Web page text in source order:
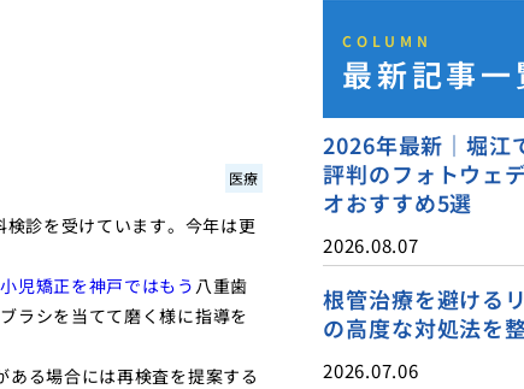
医療
診を受けています。今年は更
児矯正を神戸ではもう八重歯
ラシを当てて磨く様に指導を
る場合には再検査を提案する
COLUMN
最新記事一
2026年最新｜堀江
評判のフォトウェ
オおすすめ5選
2026.08.07
根管治療を避ける
の高度な対処法を
2026.07.06